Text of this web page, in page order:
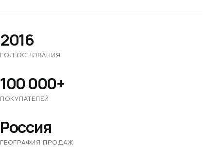
2016
ГОД ОСНОВАНИЯ
100 000+
ПОКУПАТЕЛЕЙ
Россия
ГЕОГРАФИЯ ПРОДАЖ